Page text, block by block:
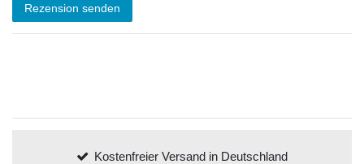
Rezension senden
Kostenfreier Versand in Deutschland